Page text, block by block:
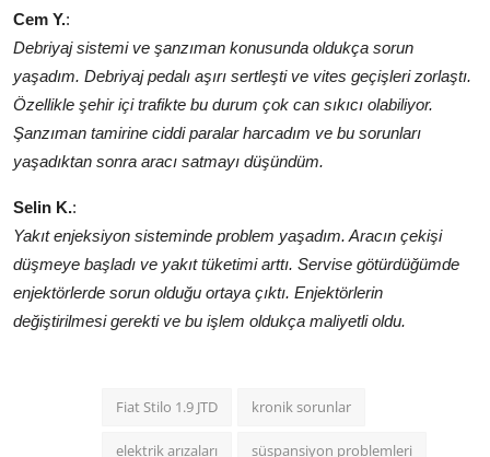
Cem Y.:
Debriyaj sistemi ve şanzıman konusunda oldukça sorun
yaşadım. Debriyaj pedalı aşırı sertleşti ve vites geçişleri zorlaştı.
Özellikle şehir içi trafikte bu durum çok can sıkıcı olabiliyor.
Şanzıman tamirine ciddi paralar harcadım ve bu sorunları
yaşadıktan sonra aracı satmayı düşündüm.
Selin K.:
Yakıt enjeksiyon sisteminde problem yaşadım. Aracın çekişi
düşmeye başladı ve yakıt tüketimi arttı. Servise götürdüğümde
enjektörlerde sorun olduğu ortaya çıktı. Enjektörlerin
değiştirilmesi gerekti ve bu işlem oldukça maliyetli oldu.
Fiat Stilo 1.9 JTD kronik sorunlar
elektrik arızaları süspansiyon problemleri